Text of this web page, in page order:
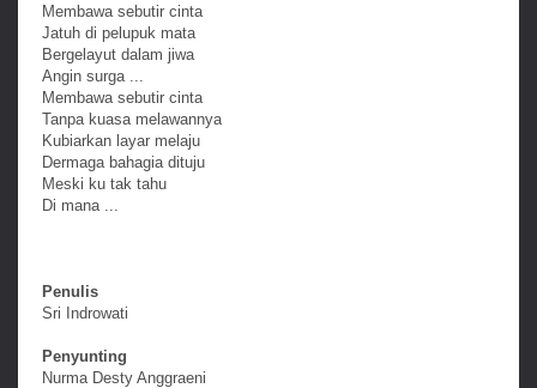
Membawa sebutir cinta
Jatuh di pelupuk mata
Bergelayut dalam jiwa
Angin surga ...
Membawa sebutir cinta
Tanpa kuasa melawannya
Kubiarkan layar melaju
Dermaga bahagia dituju
Meski ku tak tahu
Di mana ...
Penulis
Sri Indrowati
Penyunting
Nurma Desty Anggraeni